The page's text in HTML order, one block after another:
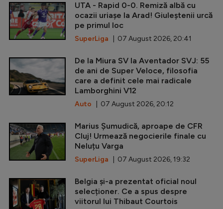
UTA - Rapid 0-0. Remiză albă cu
ocazii uriașe la Arad! Giuleștenii urcă
pe primul loc
SuperLiga | 07 August 2026, 20:41
De la Miura SV la Aventador SVJ: 55
de ani de Super Veloce, filosofia
care a definit cele mai radicale
Lamborghini V12
Auto | 07 August 2026, 20:12
Marius Șumudică, aproape de CFR
Cluj! Urmează negocierile finale cu
Neluțu Varga
SuperLiga | 07 August 2026, 19:32
Belgia și-a prezentat oficial noul
selecționer. Ce a spus despre
viitorul lui Thibaut Courtois